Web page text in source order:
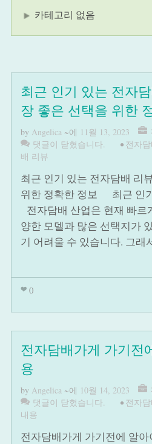
카테고리 없음
최근 인기 있는 전자
장 좋은 선택을 위한
by Angelica ~에 11월 13, 2023
댓글이 닫혔습니다.
• 전자담
배 리뷰
최근 인기 있는 전자담배 리
위한 정확한 정보 최근 인
전자담배 산업은 현재 빠르
양한 모델과 많은 선택지가
기 어려울 수 있습니다. 그래
0
전자담배가게 가기전
용
by Angelica ~에 10월 14, 2023
댓글이 닫혔습니다.
• 전자
내용
전자담배가게 가기전에 알